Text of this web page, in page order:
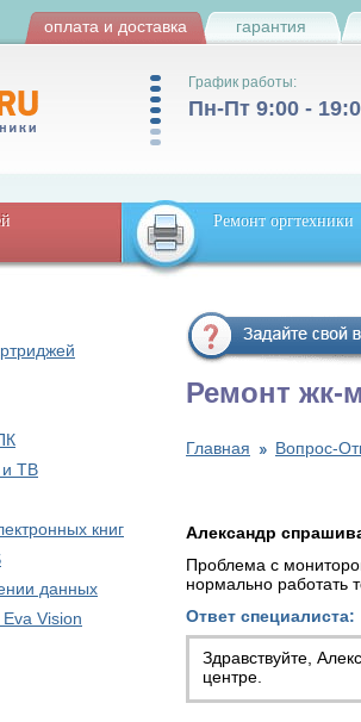
оплата и доставка гарантия
График работы:
Пн-Пт 9:00 -
Ремонт оргтехники
и ТВ
книг
данных
Vision
Ремонт жк-
Главная Вопрос-
Александр
Проблема с
нормально работать
Ответ специалиста:
Здравствуйте,
центре.